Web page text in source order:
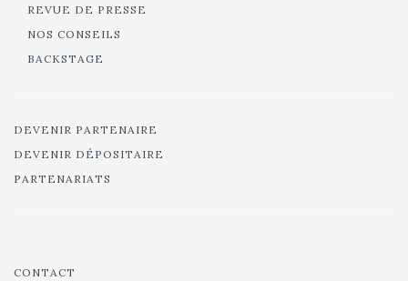
REVUE DE PRESSE
NOS CONSEILS
BACKSTAGE
DEVENIR PARTENAIRE
DEVENIR DÉPOSITAIRE
PARTENARIATS
CONTACT